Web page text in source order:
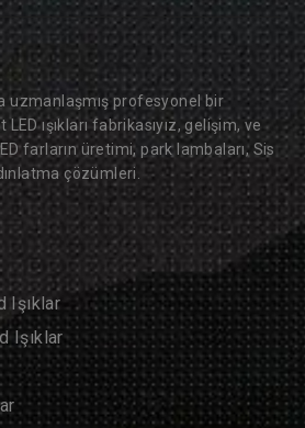
uzmanlaşmış profesyonel bir
ışıkları fabrikasıyız, gelişim, ve
farların üretimi, park lambaları, Sis
çözümleri.
Işıklar
Işıklar